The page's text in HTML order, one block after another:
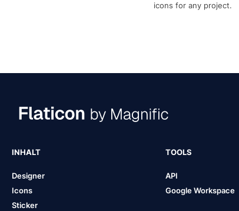
icons for any project.
INHALT
Designer
Icons
Sticker
TOOLS
API
Google Workspace